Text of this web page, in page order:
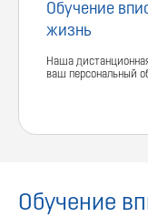
Обучение
жизнь
Наша
ваш персональный
Обучение